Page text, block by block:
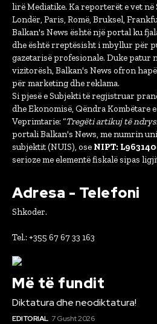
lirë Mediatike. Ka reporterët e vet në
Londër, Paris, Romë, Bruksel,
Balkan's News është një portal ku
dhe është rreptësisht i mbyllur për
gazetarisë profesionale. Duke patur
vizitorësh, Balkan's News ofron
për marketing dhe reklama.
Si pjesë e Subjekti të regjistruar
dhe Ekonomisë, Qëndra Kombëtare
Veprimtarie: “Tregëti artikuj të
portali Balkan's News, me numrin
subjektit (NUIS), ose NIPT:
serioze me elementë fiskalë sipas
Adresa - Telefoni
Shkoder.
Tel.: +355 67 67 33 163
Më të fundit
Diktatura dhe neodiktatura!
EDITORIAL 7 Gusht 2026